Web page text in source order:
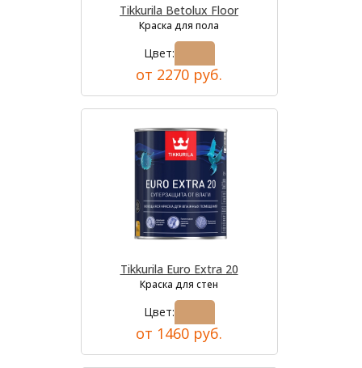
Tikkurila Betolux Floor
Краска для пола
Цвет:
от 2270 руб.
Tikkurila Euro Extra 20
Краска для стен
Цвет:
от 1460 руб.